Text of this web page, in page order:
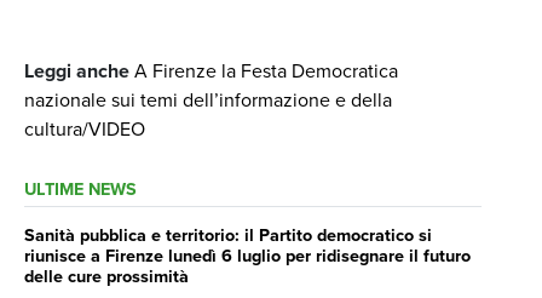
Leggi ancheA Firenze la Festa Democratica
nazionale sui temi dell’informazione e della
cultura/VIDEO
ULTIME NEWS
Sanità pubblica e territorio: il Partito democratico si
riunisce a Firenze lunedì 6 luglio per ridisegnare il futuro
delle cure prossimità